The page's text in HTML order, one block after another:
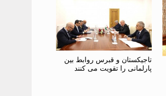
تاجیکستان و قبرس روابط بین
پارلمانی را تقویت می کنند